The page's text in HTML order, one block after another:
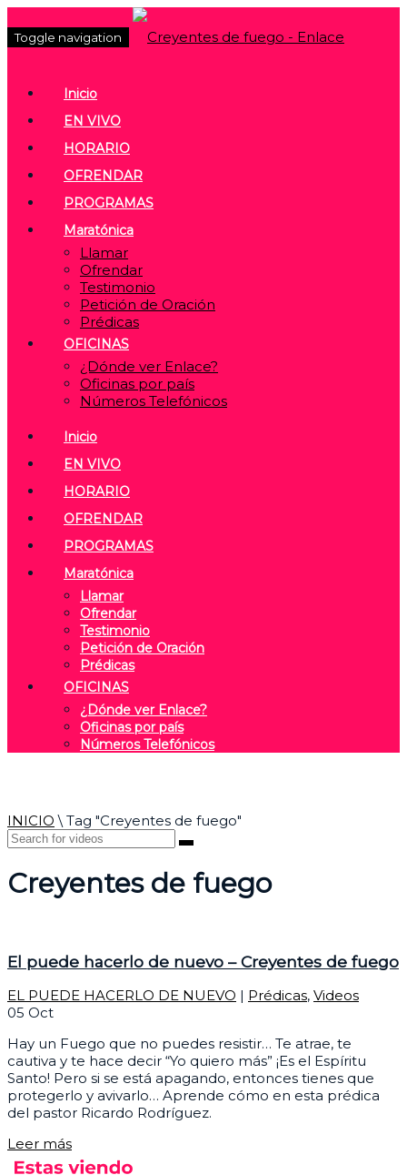
Toggle navigation
Inicio
EN VIVO
HORARIO
OFRENDAR
PROGRAMAS
Maratónica
Llamar
Ofrendar
Testimonio
Petición de Oración
Prédicas
OFICINAS
¿Dónde ver Enlace?
Oficinas por país
Números Telefónicos
Inicio
EN VIVO
HORARIO
OFRENDAR
PROGRAMAS
Maratónica
Llamar
Ofrendar
Testimonio
Petición de Oración
Prédicas
OFICINAS
¿Dónde ver Enlace?
Oficinas por país
Números Telefónicos
INICIO \ Tag "Creyentes de fuego"
Creyentes de fuego
El puede hacerlo de nuevo – Creyentes de fuego
EL PUEDE HACERLO DE NUEVO | Prédicas, Videos
05 Oct
Hay un Fuego que no puedes resistir… Te atrae, te
cautiva y te hace decir “Yo quiero más” ¡Es el Espíritu
Santo! Pero si se está apagando, entonces tienes que
protegerlo y avivarlo… Aprende cómo en esta prédica
del pastor Ricardo Rodríguez.
Leer más